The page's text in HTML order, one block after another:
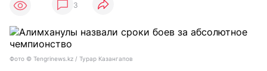
3
Фото ©️ Tengrinews.kz / Турар Казангапов